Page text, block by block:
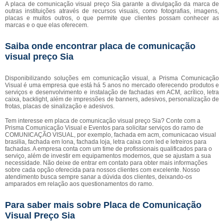
A placa de comunicação visual preço Sia garante a divulgação da marca de
outras instituições através de recursos visuais, como fotografias, imagens,
placas e muitos outros, o que permite que clientes possam conhecer as
marcas e o que elas oferecem.
Saiba onde encontrar placa de comunicação
visual preço Sia
Disponibilizando soluções em comunicação visual, a Prisma Comunicação
Visual é uma empresa que está há 5 anos no mercado oferecendo produtos e
serviços e desenvolvimento e instalação de fachadas em ACM, acrílico, letra
caixa, backlight, além de impressões de banners, adesivos, personalização de
frotas, placas de sinalização e adesivos.
Tem interesse em placa de comunicação visual preço Sia? Conte com a
Prisma Comunicação Visual e Eventos para solicitar serviços do ramo de
COMUNICAÇÃO VISUAL, por exemplo, fachada em acm, comunicacao visual
brasilia, fachada em lona, fachada loja, letra caixa com led e letreiros para
fachadas. A empresa conta com um time de profissionais qualificados para o
serviço, além de investir em equipamentos modernos, que se ajustam a sua
necessidade. Não deixe de entrar em contato para obter mais informações
sobre cada opção oferecida para nossos clientes com excelente. Nosso
atendimento busca sempre sanar a dúvida dos clientes, deixando-os
amparados em relação aos questionamentos do ramo.
Para saber mais sobre Placa de Comunicação
Visual Preço Sia